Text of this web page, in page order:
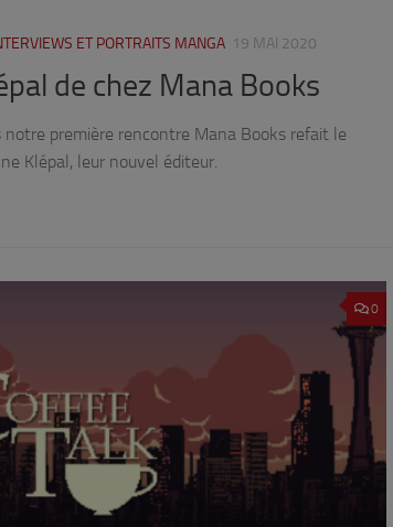
ET PORTRAITS MANGA 19 MAI 2020
de chez Mana Books
première rencontre Mana Books refait le
Klépal, leur nouvel éditeur.
0